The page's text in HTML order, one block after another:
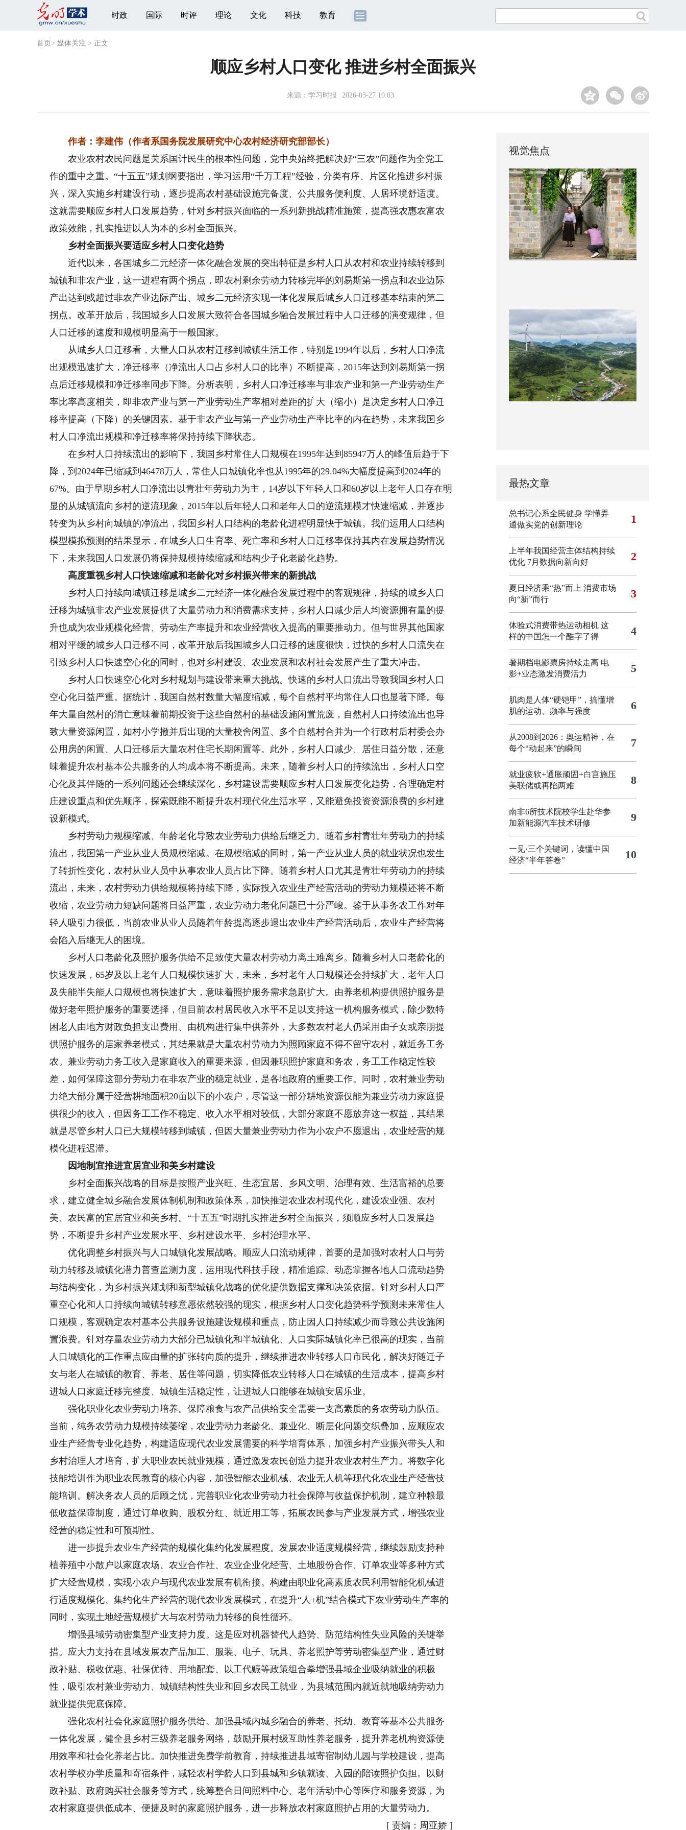
时政 国际 时评 理论 文化 科技 教育
首页 > 媒体关注 > 正文
顺应乡村人口变化 推进乡村全面振兴
来源： 学习时报 2026-03-27 10:03
作者：李建伟（作者系国务院发展研究中心农村经济研究部部长）
农业农村农民问题是关系国计民生的根本性问题，党中央始终把解决好“三农”问题作为全党工
作的重中之重。“十五五”规划纲要指出，学习运用“千万工程”经验，分类有序、片区化推进乡村振
兴，深入实施乡村建设行动，逐步提高农村基础设施完备度、公共服务便利度、人居环境舒适度。
这就需要顺应乡村人口发展趋势，针对乡村振兴面临的一系列新挑战精准施策，提高强农惠农富农
政策效能，扎实推进以人为本的乡村全面振兴。
乡村全面振兴要适应乡村人口变化趋势
近代以来，各国城乡二元经济一体化融合发展的突出特征是乡村人口从农村和农业持续转移到
城镇和非农产业，这一进程有两个拐点，即农村剩余劳动力转移完毕的刘易斯第一拐点和农业边际
产出达到或超过非农产业边际产出、城乡二元经济实现一体化发展后城乡人口迁移基本结束的第二
拐点。改革开放后，我国城乡人口发展大致符合各国城乡融合发展过程中人口迁移的演变规律，但
人口迁移的速度和规模明显高于一般国家。
从城乡人口迁移看，大量人口从农村迁移到城镇生活工作，特别是1994年以后，乡村人口净流
出规模迅速扩大，净迁移率（净流出人口占乡村人口的比率）不断提高，2015年达到刘易斯第一拐
点后迁移规模和净迁移率同步下降。分析表明，乡村人口净迁移率与非农产业和第一产业劳动生产
率比率高度相关，即非农产业与第一产业劳动生产率相对差距的扩大（缩小）是决定乡村人口净迁
移率提高（下降）的关键因素。基于非农产业与第一产业劳动生产率比率的内在趋势，未来我国乡
村人口净流出规模和净迁移率将保持持续下降状态。
在乡村人口持续流出的影响下，我国乡村常住人口规模在1995年达到85947万人的峰值后趋于下
降，到2024年已缩减到46478万人，常住人口城镇化率也从1995年的29.04%大幅度提高到2024年的
67%。由于早期乡村人口净流出以青壮年劳动力为主，14岁以下年轻人口和60岁以上老年人口存在明
显的从城镇流向乡村的逆流现象，2015年以后年轻人口和老年人口的逆流规模才快速缩减，并逐步
转变为从乡村向城镇的净流出，我国乡村人口结构的老龄化进程明显快于城镇。我们运用人口结构
模型模拟预测的结果显示，在城乡人口生育率、死亡率和乡村人口迁移率保持其内在发展趋势情况
下，未来我国人口发展仍将保持规模持续缩减和结构少子化老龄化趋势。
高度重视乡村人口快速缩减和老龄化对乡村振兴带来的新挑战
乡村人口持续向城镇迁移是城乡二元经济一体化融合发展过程中的客观规律，持续的城乡人口
迁移为城镇非农产业发展提供了大量劳动力和消费需求支持，乡村人口减少后人均资源拥有量的提
升也成为农业规模化经营、劳动生产率提升和农业经营收入提高的重要推动力。但与世界其他国家
相对平缓的城乡人口迁移不同，改革开放后我国城乡人口迁移的速度很快，过快的乡村人口流失在
引致乡村人口快速空心化的同时，也对乡村建设、农业发展和农村社会发展产生了重大冲击。
乡村人口快速空心化对乡村规划与建设带来重大挑战。快速的乡村人口流出导致我国乡村人口
空心化日益严重。据统计，我国自然村数量大幅度缩减，每个自然村平均常住人口也显著下降。每
年大量自然村的消亡意味着前期投资于这些自然村的基础设施闲置荒废，自然村人口持续流出也导
致大量资源闲置，如村小学撤并后出现的大量校舍闲置、多个自然村合并为一个行政村后村委会办
公用房的闲置、人口迁移后大量农村住宅长期闲置等。此外，乡村人口减少、居住日益分散，还意
味着提升农村基本公共服务的人均成本将不断提高。未来，随着乡村人口的持续流出，乡村人口空
心化及其伴随的一系列问题还会继续深化，乡村建设需要顺应乡村人口发展变化趋势，合理确定村
庄建设重点和优先顺序，探索既能不断提升农村现代化生活水平，又能避免投资资源浪费的乡村建
设新模式。
乡村劳动力规模缩减、年龄老化导致农业劳动力供给后继乏力。随着乡村青壮年劳动力的持续
流出，我国第一产业从业人员规模缩减。在规模缩减的同时，第一产业从业人员的就业状况也发生
了转折性变化，农村从业人员中从事农业人员占比下降。随着乡村人口尤其是青壮年劳动力的持续
流出，未来，农村劳动力供给规模将持续下降，实际投入农业生产经营活动的劳动力规模还将不断
收缩，农业劳动力短缺问题将日益严重，农业劳动力老化问题已十分严峻。鉴于从事务农工作对年
轻人吸引力很低，当前农业从业人员随着年龄提高逐步退出农业生产经营活动后，农业生产经营将
会陷入后继无人的困境。
乡村人口老龄化及照护服务供给不足致使大量农村劳动力离土难离乡。随着乡村人口老龄化的
快速发展，65岁及以上老年人口规模快速扩大，未来，乡村老年人口规模还会持续扩大，老年人口
及失能半失能人口规模也将快速扩大，意味着照护服务需求急剧扩大。由养老机构提供照护服务是
做好老年照护服务的重要选择，但目前农村居民收入水平不足以支持这一机构服务模式，除少数特
困老人由地方财政负担支出费用、由机构进行集中供养外，大多数农村老人仍采用由子女或亲朋提
供照护服务的居家养老模式，其结果就是大量农村劳动力为照顾家庭不得不留守农村，就近务工务
农。兼业劳动力务工收入是家庭收入的重要来源，但因兼职照护家庭和务农，务工工作稳定性较
差，如何保障这部分劳动力在非农产业的稳定就业，是各地政府的重要工作。同时，农村兼业劳动
力绝大部分属于经营耕地面积20亩以下的小农户，尽管这一部分耕地资源仅能为兼业劳动力家庭提
供很少的收入，但因务工工作不稳定、收入水平相对较低，大部分家庭不愿放弃这一权益，其结果
就是尽管乡村人口已大规模转移到城镇，但因大量兼业劳动力作为小农户不愿退出，农业经营的规
模化进程迟滞。
因地制宜推进宜居宜业和美乡村建设
乡村全面振兴战略的目标是按照产业兴旺、生态宜居、乡风文明、治理有效、生活富裕的总要
求，建立健全城乡融合发展体制机制和政策体系，加快推进农业农村现代化，建设农业强、农村
美、农民富的宜居宜业和美乡村。“十五五”时期扎实推进乡村全面振兴，须顺应乡村人口发展趋
势，不断提升乡村产业发展水平、乡村建设水平、乡村治理水平。
优化调整乡村振兴与人口城镇化发展战略。顺应人口流动规律，首要的是加强对农村人口与劳
动力转移及城镇化潜力普查监测力度，运用现代科技手段，精准追踪、动态掌握各地人口流动趋势
与结构变化，为乡村振兴规划和新型城镇化战略的优化提供数据支撑和决策依据。针对乡村人口严
重空心化和人口持续向城镇转移意愿依然较强的现实，根据乡村人口变化趋势科学预测未来常住人
口规模，客观确定农村基本公共服务设施建设规模和重点，防止因人口持续减少而导致公共设施闲
置浪费。针对存量农业劳动力大部分已城镇化和半城镇化、人口实际城镇化率已很高的现实，当前
人口城镇化的工作重点应由量的扩张转向质的提升，继续推进农业转移人口市民化，解决好随迁子
女与老人在城镇的教育、养老、居住等问题，切实降低农业转移人口在城镇的生活成本，提高乡村
进城人口家庭迁移完整度、城镇生活稳定性，让进城人口能够在城镇安居乐业。
强化职业化农业劳动力培养。保障粮食与农产品供给安全需要一支高素质的务农劳动力队伍。
当前，纯务农劳动力规模持续萎缩，农业劳动力老龄化、兼业化、断层化问题交织叠加，应顺应农
业生产经营专业化趋势，构建适应现代农业发展需要的科学培育体系，加强乡村产业振兴带头人和
乡村治理人才培育，扩大职业农民就业规模，通过激发农民创造力提升农业农村生产力。将数字化
技能培训作为职业农民教育的核心内容，加强智能农业机械、农业无人机等现代化农业生产经营技
能培训。解决务农人员的后顾之忧，完善职业化农业劳动力社会保障与收益保护机制，建立种粮最
低收益保障制度，通过订单收购、股权分红、就近用工等，拓展农民参与产业发展方式，增强农业
经营的稳定性和可预期性。
进一步提升农业生产经营的规模化集约化发展程度。发展农业适度规模经营，继续鼓励支持种
植养殖中小散户以家庭农场、农业合作社、农业企业化经营、土地股份合作、订单农业等多种方式
扩大经营规模，实现小农户与现代农业发展有机衔接。构建由职业化高素质农民利用智能化机械进
行适度规模化、集约化生产经营的现代农业发展模式，在提升“人+机”结合模式下农业劳动生产率的
同时，实现土地经营规模扩大与农村劳动力转移的良性循环。
增强县域劳动密集型产业支持力度。这是应对机器替代人趋势、防范结构性失业风险的关键举
措。应大力支持在县域发展农产品加工、服装、电子、玩具、养老照护等劳动密集型产业，通过财
政补贴、税收优惠、社保优待、用地配套、以工代赈等政策组合拳增强县域企业吸纳就业的积极
性，吸引农村兼业劳动力、城镇结构性失业和回乡农民工就业，为县域范围内就近就地吸纳劳动力
就业提供兜底保障。
强化农村社会化家庭照护服务供给。加强县域内城乡融合的养老、托幼、教育等基本公共服务
一体化发展，健全县乡村三级养老服务网络，鼓励开展村级互助性养老服务，提升养老机构资源使
用效率和社会化养老占比。加快推进免费学前教育，持续推进县域寄宿制幼儿园与学校建设，提高
农村学校办学质量和寄宿条件，减轻农村学龄人口到县城和乡镇就读、入园的陪读照护负担。以财
政补贴、政府购买社会服务等方式，统筹整合日间照料中心、老年活动中心等医疗和服务资源，为
农村家庭提供低成本、便捷及时的家庭照护服务，进一步释放农村家庭照护占用的大量劳动力。
[ 责编：周亚娇 ]
视觉焦点
最热文章
总书记心系全民健身 学懂弄
通做实党的创新理论
1
上半年我国经营主体结构持续
优化 7月数据向新向好 2
夏日经济乘“热”而上 消费市场
向“新”而行
3
体验式消费带热运动相机 这
样的中国怎一个酷字了得
4
暑期档电影票房持续走高 电
影+业态激发消费活力
5
肌肉是人体“硬铠甲”，搞懂增
肌的运动、频率与强度
6
从2008到2026：奥运精神，在
每个“动起来”的瞬间
7
就业疲软+通胀顽固+白宫施压
美联储或再陷两难
8
南非6所技术院校学生赴华参
加新能源汽车技术研修
9
一见·三个关键词，读懂中国
经济“半年答卷”
10